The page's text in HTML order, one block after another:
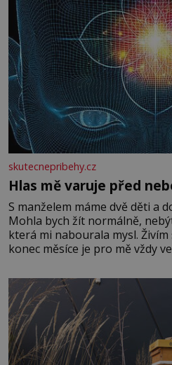
skutecnepribehy.cz
Hlas mě varuje před
S manželem máme dvě děti a
Mohla bych žít normálně,
která mi nabourala mysl.
konec měsíce je pro mě vždy
dál častěji volá o pomoc, co se